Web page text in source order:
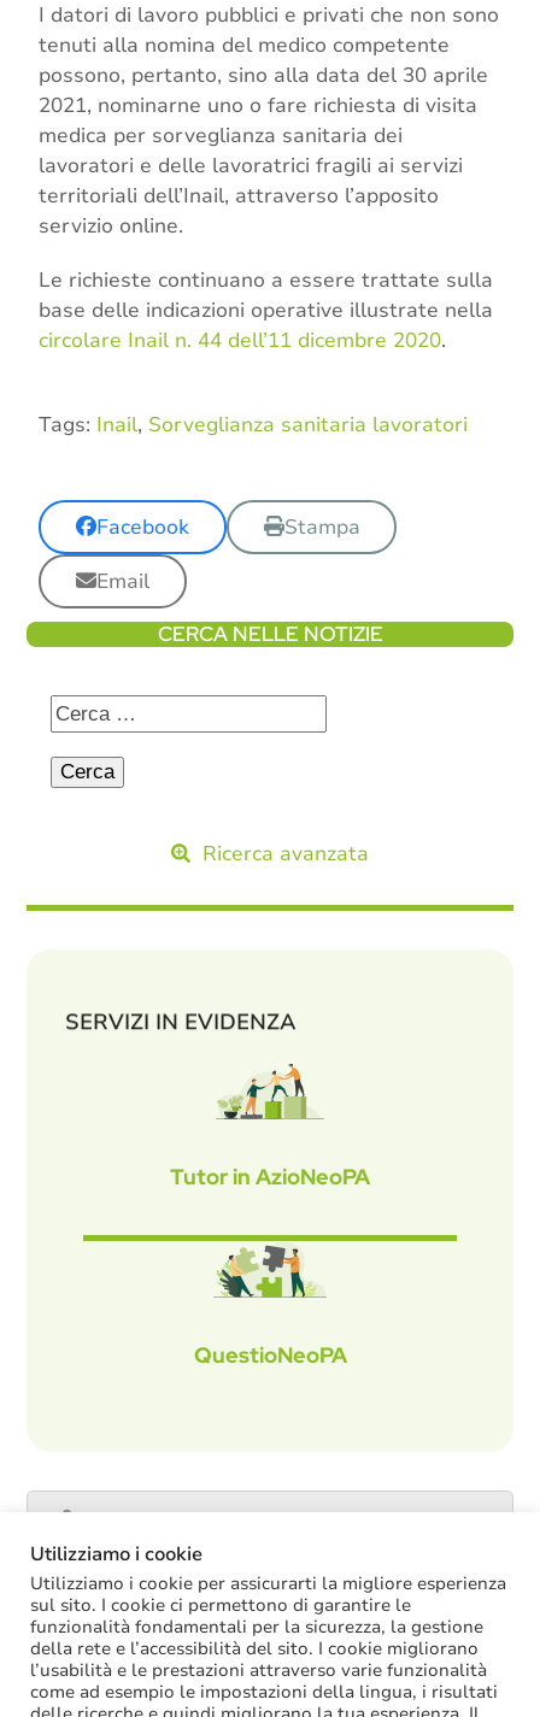
I datori di lavoro pubblici e privati che non sono
tenuti alla nomina del medico competente
possono, pertanto, sino alla data del 30 aprile
2021, nominarne uno o fare richiesta di visita
medica per sorveglianza sanitaria dei
lavoratori e delle lavoratrici fragili ai servizi
territoriali dell’Inail, attraverso l’apposito
servizio online.
Le richieste continuano a essere trattate sulla
base delle indicazioni operative illustrate nella
circolare Inail n. 44 dell’11 dicembre 2020.
Tags: Inail, Sorveglianza sanitaria lavoratori
Facebook
Stampa
Email
CERCA NELLE NOTIZIE
Ricerca avanzata
SERVIZI IN EVIDENZA
Tutor in AzioNeoPA
QuestioNeoPA
ULTIME NOTIZIE
La soppressione dei vecchi tetti di spesa
offre più margini anche per l’aumento del
Utilizziamo i cookie
Utilizziamo i cookie per assicurarti la migliore esperienza
sul sito. I cookie ci permettono di garantire le
funzionalità fondamentali per la sicurezza, la gestione
della rete e l’accessibilità del sito. I cookie migliorano
l’usabilità e le prestazioni attraverso varie funzionalità
come ad esempio le impostazioni della lingua, i risultati